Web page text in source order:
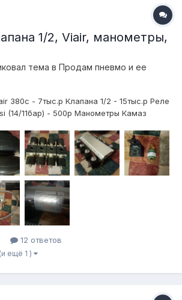
1/2, Viair, манометры,
тема в Продам пневмо и ее
380c - 7тыс.р Клапана 1/2 - 15тыс.р Реле
(14/11бар) - 500р Манометры Камаз
12 ответов
(и ещё 1 )